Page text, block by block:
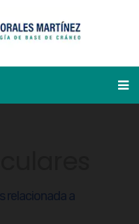
relacionada a